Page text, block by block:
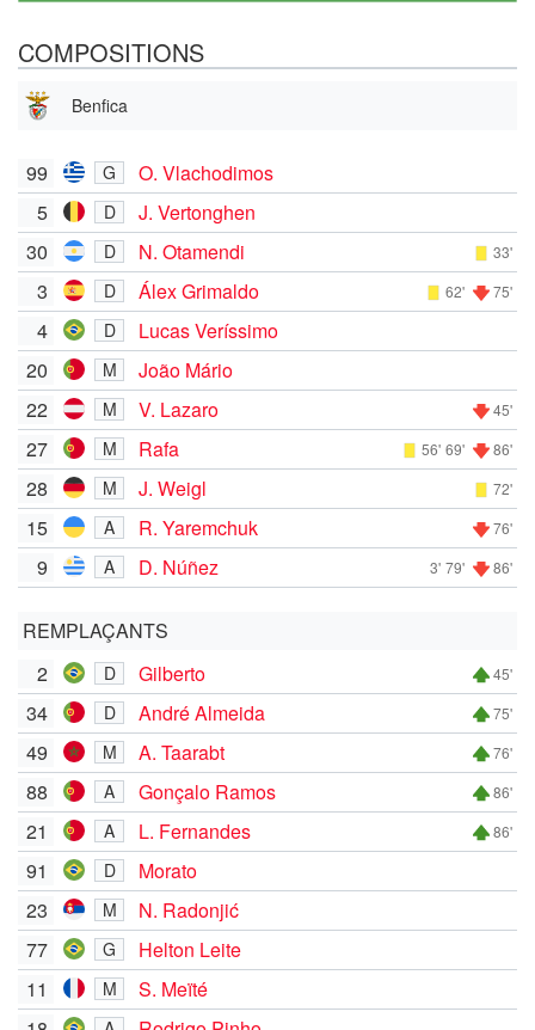
COMPOSITIONS
Benfica
99 G
O. Vlachodimos
5
D
J. Vertonghen
30
D N. Otamendi 33'
3 D Álex Grimaldo 62' 75'
4 D
Lucas Veríssimo
20
M
João Mário
22
M V. Lazaro 45'
27 M Rafa 56' 69' 86'
28 M J. Weigl 72'
15 A R. Yaremchuk 76'
9 A D. Núñez 3' 79' 86'
REMPLAÇANTS
2
D Gilberto 45'
34 D André Almeida 75'
49 M A. Taarabt 76'
88 A Gonçalo Ramos 86'
21 A L. Fernandes 86'
91 D
Morato
23
M
N. Radonjić
77
G
Helton Leite
11
M
S. Meïté